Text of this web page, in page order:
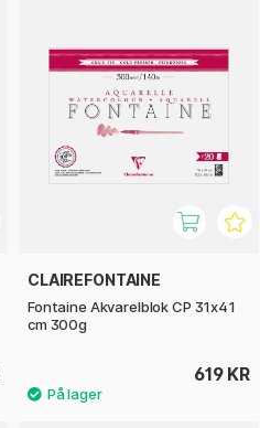
CLAIREFONTAINE
Fontaine Akvarelblok CP 31x41
cm 300g
619 KR